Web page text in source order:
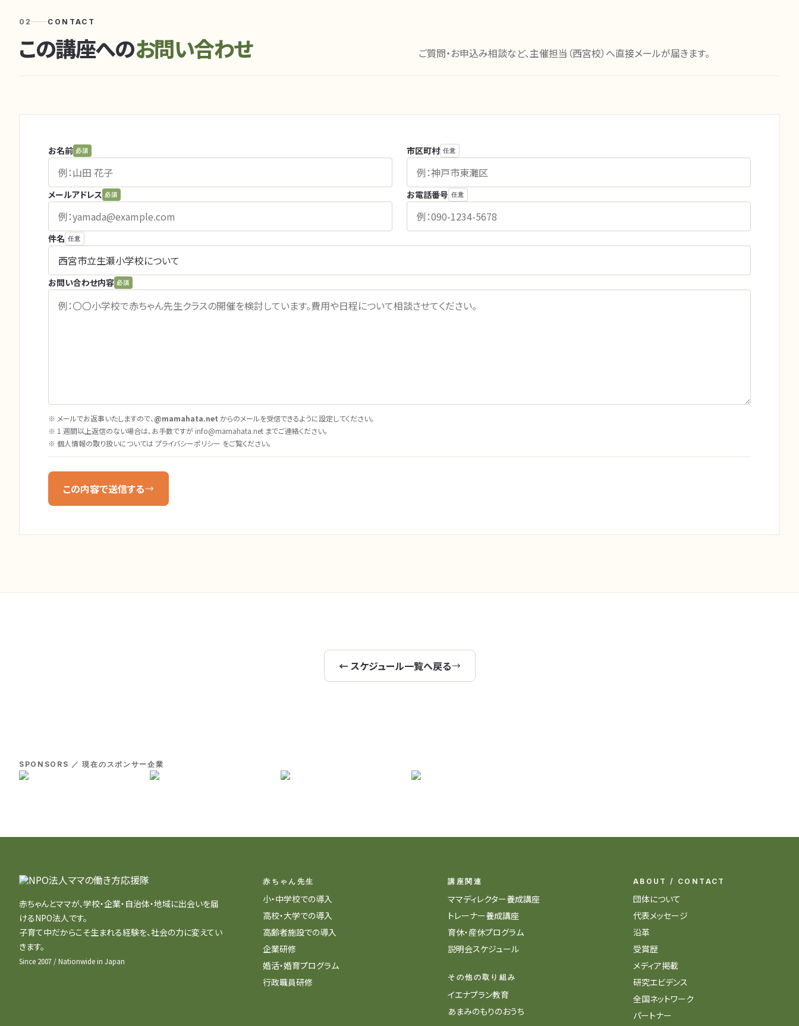
02 CONTACT
この講座へのお問い合わせ ご質問・お申込み相談など、主催担当（西宮校）へ直接メールが届きます。
お名前 必須 市区町村 任意
メールアドレス 必須 お電話番号 任意
件名 任意
お問い合わせ内容 必須
※ メールでお返事いたしますので、 @mamahata.net からのメールを受信できるように設定してください。
※ 1 週間以上返信のない場合は、お手数ですが info@mamahata.net までご連絡ください。
※ 個人情報の取り扱いについては プライバシーポリシー をご覧ください。
この内容で送信する
← スケジュール一覧へ戻る
SPONSORS ／ 現在のスポンサー企業
赤ちゃんとママが、学校・企業・自治体・地域に出会いを届
けるNPO法人です。
子育て中だからこそ生まれる経験を、社会の力に変えてい
きます。
Since 2007 / Nationwide in Japan
赤ちゃん先生
小・中学校での導入
高校・大学での導入
高齢者施設での導入
企業研修
婚活・婚育プログラム
行政職員研修
講座関連
ママディレクター養成講座
トレーナー養成講座
育休・産休プログラム
説明会スケジュール
その他の取り組み
イエナプラン教育
あまみのもりのおうち
ABOUT / CONTACT
団体について
代表メッセージ
沿革
受賞歴
メディア掲載
研究エビデンス
全国ネットワーク
パートナー